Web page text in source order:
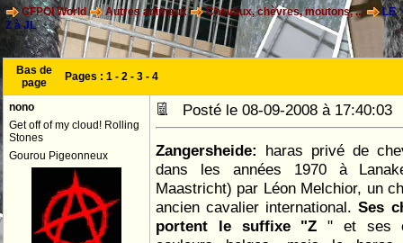
CFPOI World Autres animaux Chevaux, chèvres, moutons, ...
LE
Z à JL
Bas de
page
Pages : 1 - 2 - 3 - 4
nono
Get off of my cloud! Rolling
Stones
Gourou Pigeonneux
Posté le 08-09-2008 à
Zangersheide: haras privé de
dans les années 1970 à
Maastricht) par Léon Melchior, un
ancien cavalier international.Ses
portent le suffixe "Z" et ses